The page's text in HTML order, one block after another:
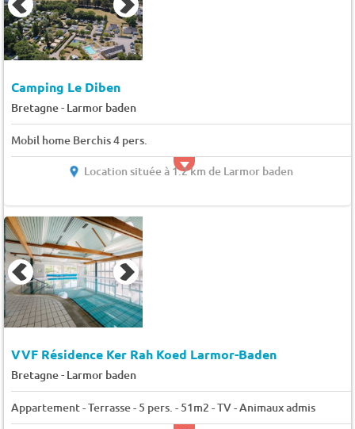
Camping Le Diben
Bretagne- Larmor baden
Mobil home Berchis 4 pers.
Location située à 1.2 km de Larmor baden
VVF Résidence Ker Rah Koed Larmor-Baden
Bretagne- Larmor baden
Appartement - Terrasse - 5 pers. - 51m2 - TV - Animaux admis